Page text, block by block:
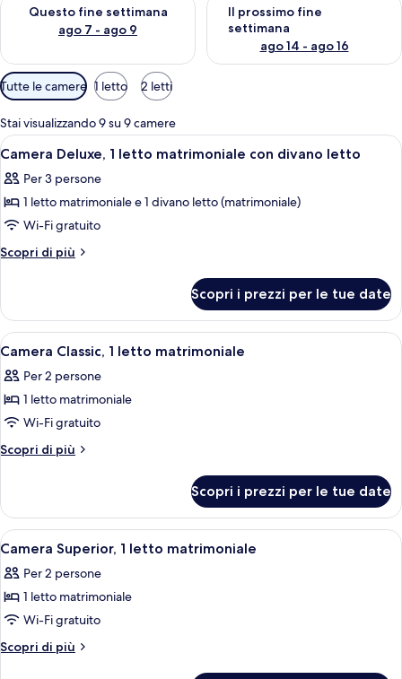
Questo fine settimana
ago 7 - ago 9
Il prossimo fine
settimana
ago 14 - ago 16
Filtri
disponibili
per
le
camere
Tutte le camere 1 letto 2 letti
Stai visualizzando 9 su 9 camere
Apri
tutte
le
foto
per
Camera
letto
matrimoniale
con
divano
letto
Una camera d'albergo con un letto,
7
Camera Deluxe, 1 letto matrimoniale con divano letto
Per 3 persone
1 letto matrimoniale e 1 divano letto (matrimoniale)
Wi-Fi gratuito
Scopri di più
Altri
Deluxe,
letto
con
divano
Scopri i prezzi per le tue date
Apri
tutte
le
foto
per
Camera
letto
matrimoniale
Camera d'albergo con un letto,
5
Camera Classic, 1 letto matrimoniale
Per 2 persone
1 letto matrimoniale
Wi-Fi gratuito
Scopri di più
Altri
Classic,
letto
matrimoniale
Scopri i prezzi per le tue date
Apri
tutte
le
foto
per
Camera
Camera d'albergo con un letto
10
Camera Superior, 1 letto matrimoniale
Per 2 persone
1 letto matrimoniale
Wi-Fi gratuito
Scopri di più
Altri